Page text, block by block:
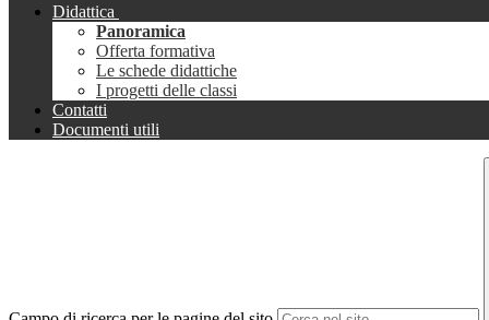
Didattica
Panoramica
Offerta formativa
Le schede didattiche
I progetti delle classi
Contatti
Documenti utili